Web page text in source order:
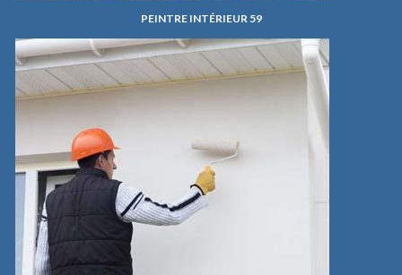
PEINTRE INTÉRIEUR 59